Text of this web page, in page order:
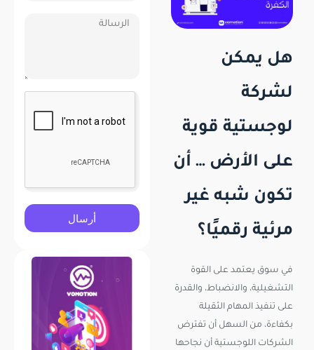
هل يمكن
لشركة
لوجستية قوية
على الأرض … أن
تكون شبه غير
مرئية رقميًا؟
في سوق يعتمد على القوة
التشغيلية، والانضباط، والقدرة
على تنفيذ المهام الثقيلة
بكفاءة، من السهل أن تفترض
الشركات اللوجستية أن نجاحها
أرسال